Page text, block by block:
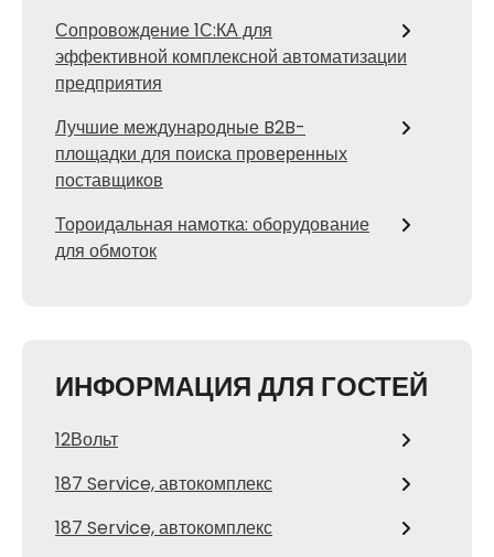
Сопровождение 1С:КА для
эффективной комплексной автоматизации
предприятия
Лучшие международные B2B-
площадки для поиска проверенных
поставщиков
Тороидальная намотка: оборудование
для обмоток
ИНФОРМАЦИЯ ДЛЯ ГОСТЕЙ
12Вольт
187 Service, автокомплекс
187 Service, автокомплекс